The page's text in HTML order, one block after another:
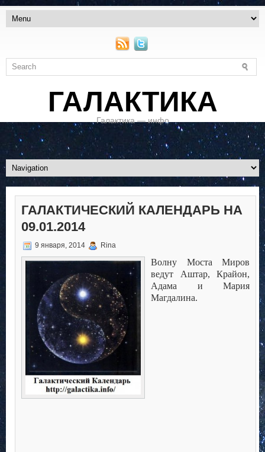
ГАЛАКТИКА
Галактика — инфо
ГАЛАКТИЧЕСКИЙ КАЛЕНДАРЬ НА
09.01.2014
9 января, 2014 Rina
Волну Моста Миров
ведут Аштар, Крайон,
Адама и Мария
Магдалина.